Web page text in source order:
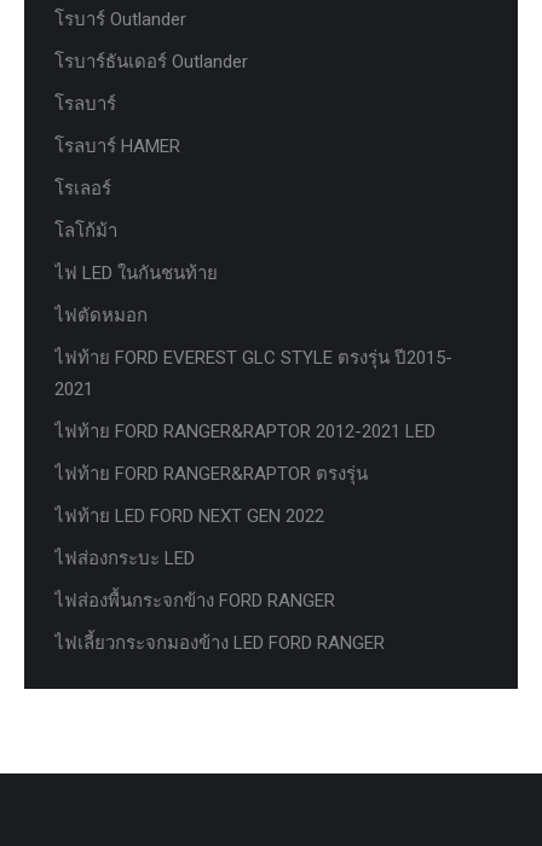
โรบาร์ Outlander
โรบาร์ธันเดอร์ Outlander
โรลบาร์
โรลบาร์ HAMER
โรเลอร์
โลโก้ม้า
ไฟ LED ในกันชนท้าย
ไฟตัดหมอก
ไฟท้าย FORD EVEREST GLC STYLE ตรงรุ่น ปี2015-
2021
ไฟท้าย FORD RANGER&RAPTOR 2012-2021 LED
ไฟท้าย FORD RANGER&RAPTOR ตรงรุ่น
ไฟท้าย LED FORD NEXT GEN 2022
ไฟส่องกระบะ LED
ไฟส่องพื้นกระจกข้าง FORD RANGER
ไฟเลี้ยวกระจกมองข้าง LED FORD RANGER